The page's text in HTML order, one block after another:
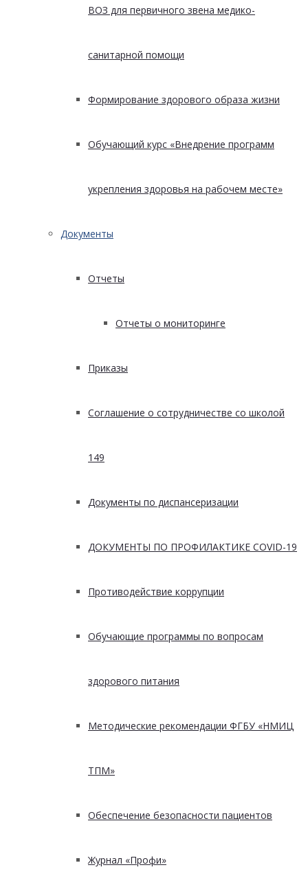
ВОЗ для первичного звена медико-
санитарной помощи
Формирование здорового образа жизни
Обучающий курс «Внедрение программ
укрепления здоровья на рабочем месте»
Документы
Отчеты
Отчеты о мониторинге
Приказы
Соглашение о сотрудничестве со школой
149
Документы по диспансеризации
ДОКУМЕНТЫ ПО ПРОФИЛАКТИКЕ COVID-19
Противодействие коррупции
Обучающие программы по вопросам
здорового питания
Методические рекомендации ФГБУ «НМИЦ
ТПМ»
Обеспечение безопасности пациентов
Журнал «Профи»